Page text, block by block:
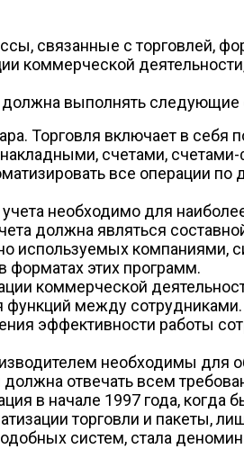
связанные с торговлей,
коммерческой
должна выполнять следующие
Торговля включает в себя
счетами,
все операции
необходимо для
должна являться
используемых компаниями,
форматах этих программ.
коммерческой
функций между сотрудниками.
эффективности работы
необходимы для
отвечать всем
в начале 1997 года, когда
торговли и пакеты,
систем, стала